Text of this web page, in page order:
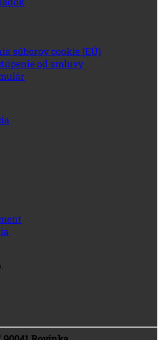
súborov cookie (EÚ)
od zmluvy